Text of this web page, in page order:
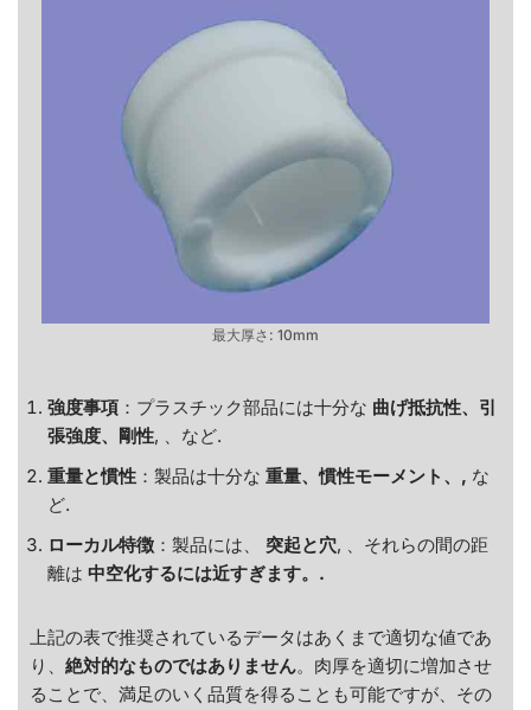
最大厚さ: 10mm
強度事項 ：プラスチック部品には十分な 曲げ抵抗性、引
張強度、剛性, 、など.
重量と慣性 ：製品は十分な 重量、慣性モーメント、, な
ど.
ローカル特徴 ：製品には、 突起と穴, 、それらの間の距
離は 中空化するには近すぎます。.
上記の表で推奨されているデータはあくまで適切な値であ
り、 絶対的なものではありません。肉厚を適切に増加させ
ることで、満足のいく品質を得ることも可能ですが、その